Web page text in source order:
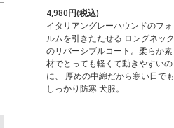
4,980円(税込)
イタリアングレーハウンドのフォ
ルムを引きたたせる ロングネック
のリバーシブルコート。柔らか素
材でとっても軽くて動きやすいの
に、 厚めの中綿だから寒い日でも
しっかり防寒 犬服。